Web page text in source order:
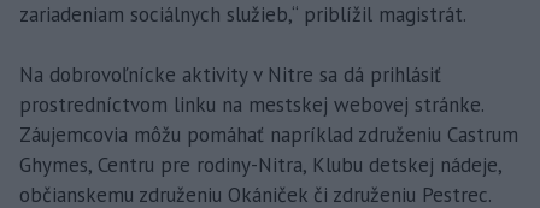
zariadeniam sociálnych služieb,“ priblížil magistrát.
Na dobrovoľnícke aktivity v Nitre sa dá prihlásiť
prostredníctvom linku na mestskej webovej stránke.
Záujemcovia môžu pomáhať napríklad združeniu Castrum
Ghymes, Centru pre rodiny-Nitra, Klubu detskej nádeje,
občianskemu združeniu Okániček či združeniu Pestrec.